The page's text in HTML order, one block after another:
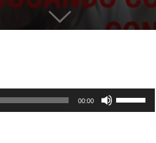
00:00
las